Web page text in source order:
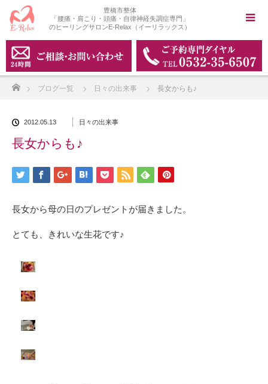
豊橋市整体
「腰痛・肩こり・頭痛・自律神経失調症専門」
のヒーリングサロンE-Relax（イーリラックス）
ブログ一覧 日々の出来事 長女からも♪
2012.05.13 日々の出来事
長女からも♪
長女から母の日のプレゼントが届きました。
とても、きれいな生花です♪